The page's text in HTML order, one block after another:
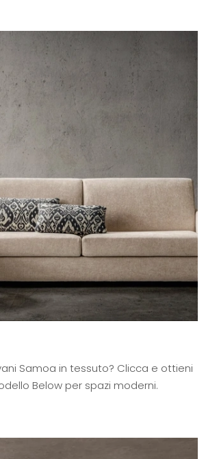
Samoa in tessuto? Clicca e ottieni
Below per spazi moderni.